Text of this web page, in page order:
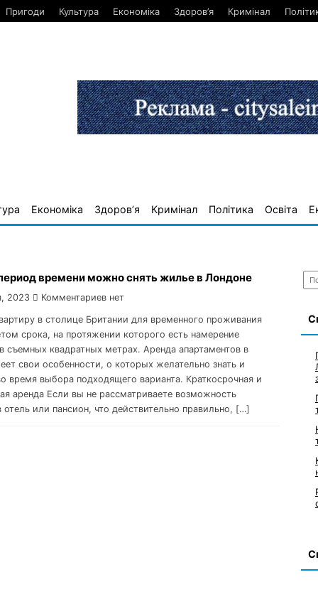
Пригоди Культура Економіка Здоров’я Кримінал
Економіка Здоров’я Кримінал Політика Освіта
времени можно снять жилье в Лондоне
2023 Комментариев нет
в столице Британии для временного проживания
срока, на протяжении которого есть намерение
съемных квадратных метрах. Аренда апартаментов в
свои особенности, о которых желательно знать и
время выбора подходящего варианта. Краткосрочная и
аренда Если вы не рассматриваете возможность
отель или пансион, что действительно правильно, […]